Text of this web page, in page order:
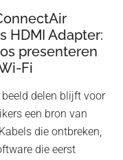
HDMI Adapter:
presenteren
Fi
delen blijft voor
een bron van
die ontbreken,
die eerst